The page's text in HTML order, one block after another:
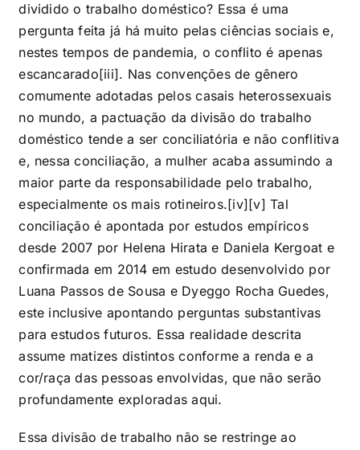
dividido o trabalho doméstico? Essa é uma
pergunta feita já há muito pelas ciências sociais e,
nestes tempos de pandemia, o conflito é apenas
escancarado[iii]. Nas convenções de gênero
comumente adotadas pelos casais heterossexuais
no mundo, a pactuação da divisão do trabalho
doméstico tende a ser conciliatória e não conflitiva
e, nessa conciliação, a mulher acaba assumindo a
maior parte da responsabilidade pelo trabalho,
especialmente os mais rotineiros.[iv][v] Tal
conciliação é apontada por estudos empíricos
desde 2007 por Helena Hirata e Daniela Kergoat e
confirmada em 2014 em estudo desenvolvido por
Luana Passos de Sousa e Dyeggo Rocha Guedes,
este inclusive apontando perguntas substantivas
para estudos futuros. Essa realidade descrita
assume matizes distintos conforme a renda e a
cor/raça das pessoas envolvidas, que não serão
profundamente exploradas aqui.
Essa divisão de trabalho não se restringe ao